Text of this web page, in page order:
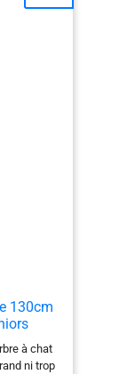
130cm
à chat
ni trop